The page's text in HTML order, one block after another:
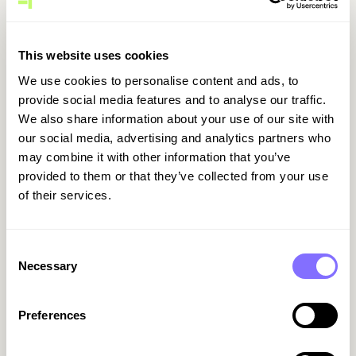
This website uses cookies
We use cookies to personalise content and ads, to
provide social media features and to analyse our traffic.
We also share information about your use of our site with
our social media, advertising and analytics partners who
may combine it with other information that you’ve
provided to them or that they’ve collected from your use
of their services.
Selection
Necessary
Preferences
Meno lavoro sulle note spese,
più accuratezza
approvazioni diventano più rapide e le
chilometraggi e diarie nello stesso flusso.